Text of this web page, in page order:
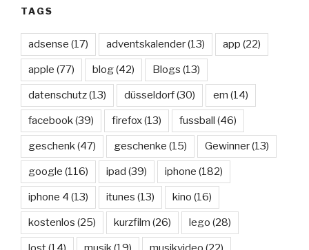
TAGS
adsense (17) adventskalender(13) app (22)
apple (77) blog(42) Blogs (13)
datenschutz(13) düsseldorf(30) em (14)
facebook(39) firefox(13) fussball (46)
geschenk(47) geschenke (15) Gewinner(13)
google (116) ipad (39) iphone (182)
iphone 4 (13) itunes (13) kino (16)
kostenlos (25) kurzfilm (26) lego (28)